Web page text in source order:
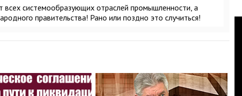
системообразующих отраслей промышленности, а
правительства! Рано или поздно это случиться!